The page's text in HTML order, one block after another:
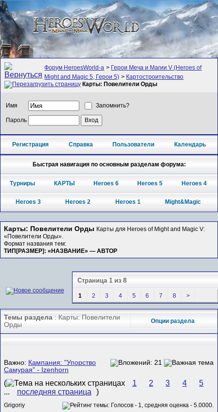
Форум HeroesWorld-а > Герои Меча и Магии V (Heroes of
Might and Magic 5, Герои 5) > Картостроительство
Карты: Повелители Орды
Имя Запомнить?
Пароль
Регистрация Справка Пользователи Календарь
Быстрая навигация по основным разделам форума:
Турниры КАРТЫ Heroes 6 Heroes 5 Heroes 4
Heroes 3 Heroes 2 Heroes 1 Might&Magic
Карты: Повелители Орды Карты для Heroes of Might and Magic V:
«Повелители Орды».
Формат названия тем:
ТИП[РАЗМЕР]: «НАЗВАНИЕ» — АВТОР
Страница 1 из 8
1 2 3 4 5 6 7 8 >
Темы раздела : Карты: Повелители
Орды
Опции раздела
Важно: Кампания: "Упорство
Самурая" - Izenhorn
( 1 2 3 4
5
...
последняя страница )
Grigoriy